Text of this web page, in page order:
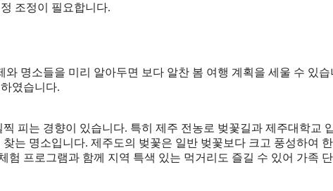
조정이 필요합니다.
명소들을 미리 알아두면 보다 알찬 봄 여행 계획을 세울 수 있습
였습니다.
피는 경향이 있습니다. 특히 제주 전농로 벚꽃길과 제주대학교
는 명소입니다. 제주도의 벚꽃은 일반 벚꽃보다 크고 풍성하여
험 프로그램과 함께 지역 특색 있는 먹거리도 즐길 수 있어 가족